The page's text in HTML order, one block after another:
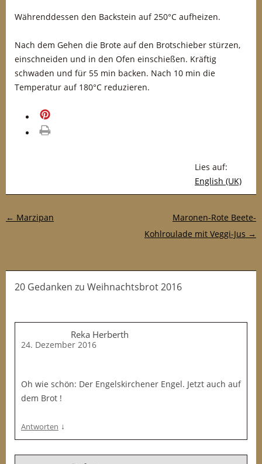
Währenddessen den Backstein auf 250°C aufheizen.
Nach dem Gehen die Brote auf den Brotschieber stürzen,
einschneiden und in den Ofen einschießen. Kräftig
schwaden und für 55 min backen. Nach 10 min die
Temperatur auf 180°C reduzieren.
Lies auf:
English (UK)
Post-Navigation
← Marzipan
Maronen-Rote Beete-
Kohlroulade mit Veggi-Jus →
20 Gedanken zu Weihnachtsbrot 2016
Reka Herberth
24. Dezember 2016
Oh wie schön: Der Engelskirchener Engel. Jetzt auch auf
dem Brot !
Antworten ↓